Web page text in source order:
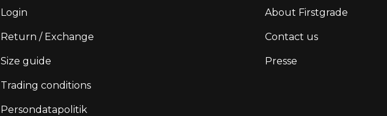
Login
Return / Exchange
Size guide
Trading conditions
Persondatapolitik
About Firstgrade
Contact us
Presse